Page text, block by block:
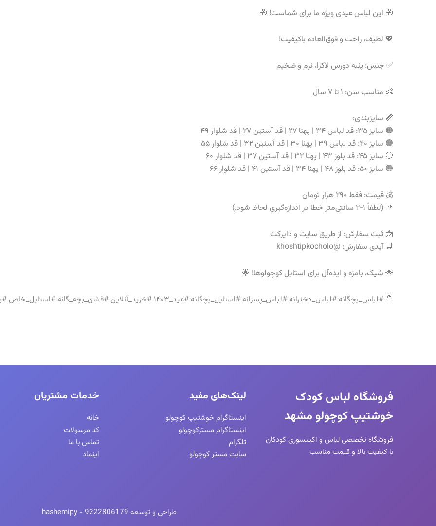
🎁 این لباس عیدی ویژه ما برای شماست! 🎁
💖 لطیف، راحت و فوق‌العاده باکیفیت!
✅ جنس: پنبه دورس لاکرا، نرم و ضخیم
👶 مناسب سن: ۱ تا ۷ سال
📏 سایزبندی:
🟠 سایز ۳۵: قد لباس ۳۴ | پهنا ۲۷ | قد آستین ۲۷ | قد شلوار ۴۹
🟢 سایز ۴۰: قد لباس ۳۹ | پهنا ۳۰ | قد آستین ۳۲ | قد شلوار ۵۵
🔵 سایز ۴۵: قد بلوز ۴۳ | پهنا ۳۲ | قد آستین ۳۷ | قد شلوار ۶۰
🟣 سایز ۵۰: قد بلوز ۴۸ | پهنا ۳۴ | قد آستین ۴۱ | قد شلوار ۶۶
💰 قیمت: فقط ۲۹۰ هزار تومان
📌 (لطفاً ۱-۲ سانتی‌متر خطا در اندازه‌گیری لحاظ شود.)
📩 ثبت سفارش: از طریق سایت و دایرکت
🛒 آیدی سفارش: @khoshtipkocholo
🌟 شیک، بامزه و ایده‌آل برای استایل کوچولوها! 🌟
🔖 #لباس_بچگانه #لباس_دخترانه #لباس_پسرانه #استایل_بچگانه #عید_۱۴۰۳ #خرید_آنلاین #فشن_بچه_گانه #استایل_خاص #پوشاک_بچه_گانه
فروشگاه لباس کودک
خوشتیپ کوچولو مشهد
فروشگاه تخصصی لباس و اکسسوری کودکان
با کیفیت بالا و قیمت مناسب
لینک‌های مفید
اینستاگرام خوشتیپ کوچولو
اینستاگرام مسترکوچولو
تلگرام
سایت مستر کوچولو
خدمات مشتریان
خانه
کد مرسولات
تماس با ما
اینماد
طراحی و توسعه hashemipy - 9222806179